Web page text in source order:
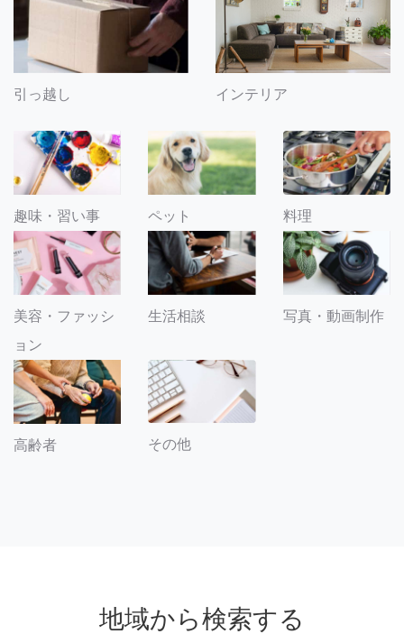
引っ越し インテリア
趣味・習い事 ペット 料理
美容・ファッシ
ョン
生活相談 写真・動画制作
高齢者 その他
地域から検索する